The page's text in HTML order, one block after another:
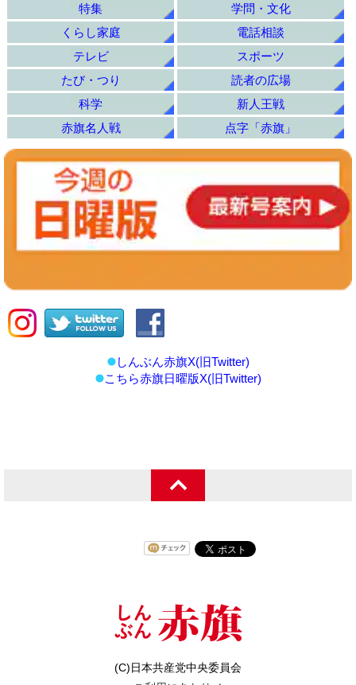
特集
学問・文化
くらし家庭
電話相談
テレビ
スポーツ
たび・つり
読者の広場
科学
新人王戦
赤旗名人戦
点字「赤旗」
しんぶん赤旗X(旧Twitter)
こちら赤旗日曜版X(旧Twitter)
(C)日本共産党中央委員会